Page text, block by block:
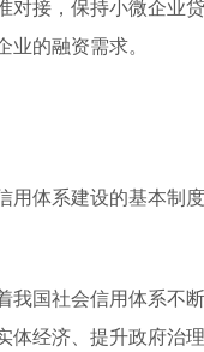
对接，保持小微企业
业的融资需求。
体系建设的基本制度
社会信用体系不断
体经济、提升政府治